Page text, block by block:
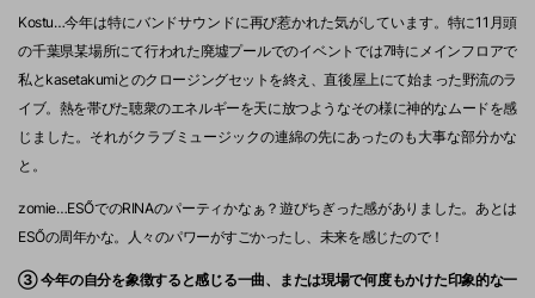
Kostu…今年は特にバンドサウンドに再び惹かれた気がしています。特に11月頭
の千葉県某場所にて行われた廃墟プールでのイベントでは7時にメインフロアで
私とkasetakumiとのクロージングセットを終え、直後屋上にて始まった野流のラ
イブ。熱を帯びた聴衆のエネルギーを天に放つようなその様に神的なムードを感
じました。それがクラブミュージックの連綿の先にあったのも大事な部分かな
と。
zomie…ESŐでのRINAのパーティかなぁ？遊びちぎった感がありました。あとは
ESŐの周年かな。人々のパワーがすごかったし、未来を感じたので！
③ 今年の自分を象徴すると感じる一曲、または現場で何度もかけた印象的な一